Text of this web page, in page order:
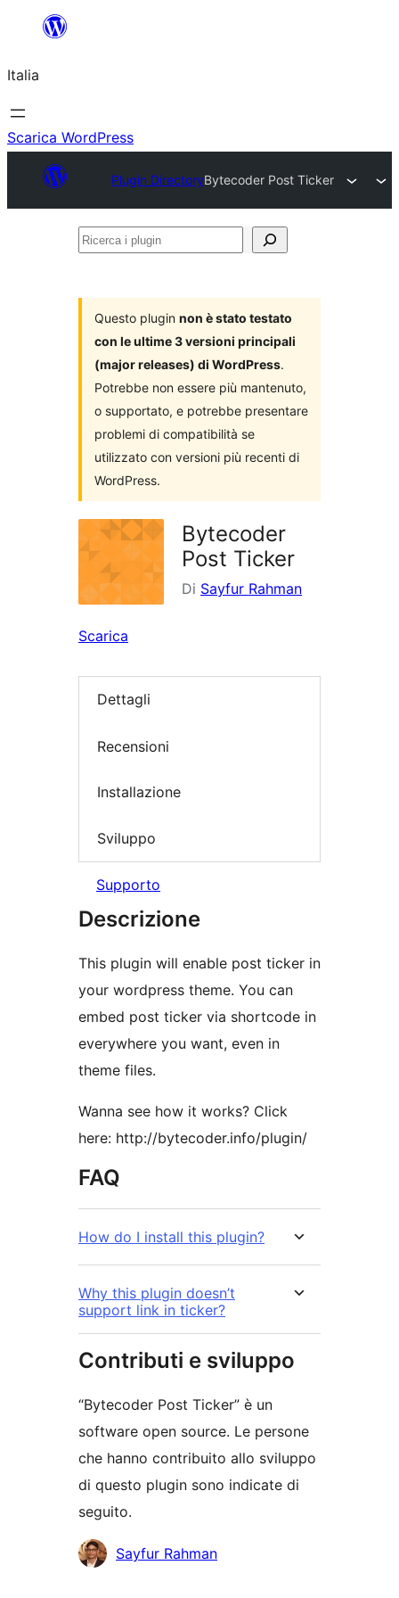
contenuto
Italia
Scarica WordPress
Plugin DirectoryBytecoder Post Ticker
Ricerca
Questo plugin non è stato testato
con le ultime 3 versioni principali
(major releases) di WordPress.
Potrebbe non essere più mantenuto,
o supportato, e potrebbe presentare
problemi di compatibilità se
utilizzato con versioni più recenti di
WordPress.
Bytecoder
Post Ticker
Di Sayfur Rahman
Scarica
Dettagli
Recensioni
Installazione
Sviluppo
Supporto
Descrizione
This plugin will enable post ticker in
your wordpress theme. You can
embed post ticker via shortcode in
everywhere you want, even in
theme files.
Wanna see how it works? Click
here: http://bytecoder.info/plugin/
FAQ
How do I install this plugin?
Why this plugin doesn’t
support link in ticker?
Contributi e sviluppo
“Bytecoder Post Ticker” è un
software open source. Le persone
che hanno contribuito allo sviluppo
di questo plugin sono indicate di
seguito.
Collaboratori
Sayfur Rahman